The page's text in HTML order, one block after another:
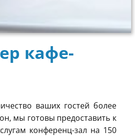
кафе-
ваших гостей более
мы готовы предоставить к
конференц-зал на 150